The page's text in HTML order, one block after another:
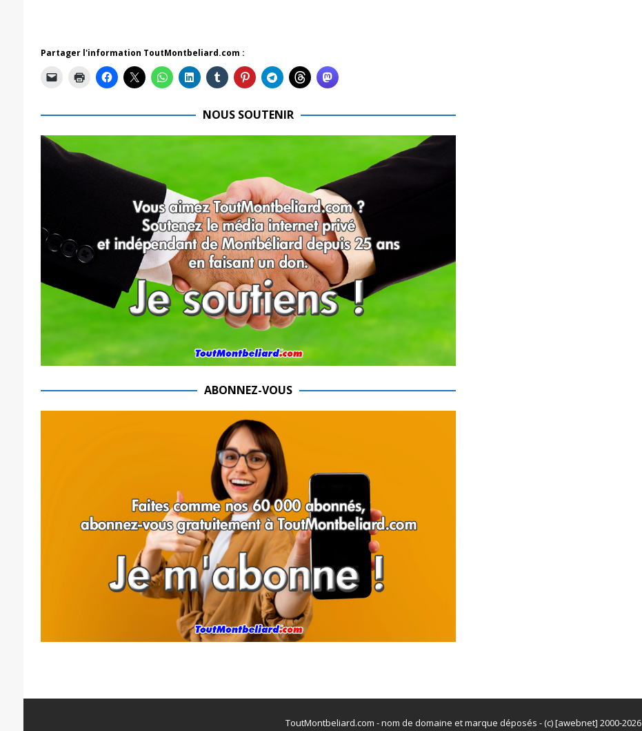
Partager l'information ToutMontbeliard.com :
NOUS SOUTENIR
ABONNEZ-VOUS
ToutMontbeliard.com - nom de domaine et marque déposés - (c) [awebnet] 2000-2026